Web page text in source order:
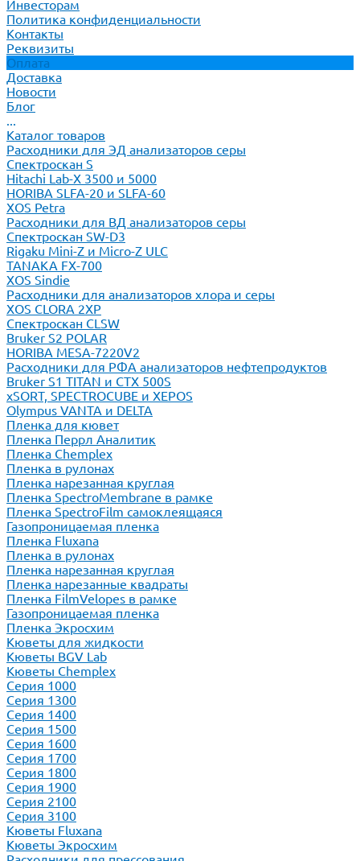
Инвесторам
Политика конфиденциальности
Контакты
Реквизиты
Оплата
Доставка
Новости
Блог
...
Каталог товаров
Расходники для ЭД анализаторов серы
Спектроскан S
Hitachi Lab-X 3500 и 5000
HORIBA SLFA-20 и SLFA-60
XOS Petra
Расходники для ВД анализаторов серы
Спектроскан SW-D3
Rigaku Mini-Z и Micro-Z ULC
TANAKA FX-700
XOS Sindie
Расходники для анализаторов хлора и серы
XOS CLORA 2XP
Спектроскан CLSW
Bruker S2 POLAR
HORIBA MESA-7220V2
Расходники для РФА анализаторов нефтепродуктов
Bruker S1 TITAN и CTX 500S
xSORT, SPECTROCUBE и XEPOS
Olympus VANTA и DELTA
Пленка для кювет
Пленка Перрл Аналитик
Пленка Chemplex
Пленка в рулонах
Пленка нарезанная круглая
Пленка SpectroMembrane в рамке
Пленка SpectroFilm самоклеящаяся
Газопроницаемая пленка
Пленка Fluxana
Пленка в рулонах
Пленка нарезанная круглая
Пленка нарезанные квадраты
Пленка FilmVelopes в рамке
Газопроницаемая пленка
Пленка Экросхим
Кюветы для жидкости
Кюветы BGV Lab
Кюветы Chemplex
Серия 1000
Серия 1300
Серия 1400
Серия 1500
Серия 1600
Серия 1700
Серия 1800
Серия 1900
Серия 2100
Серия 3100
Кюветы Fluxana
Кюветы Экросхим